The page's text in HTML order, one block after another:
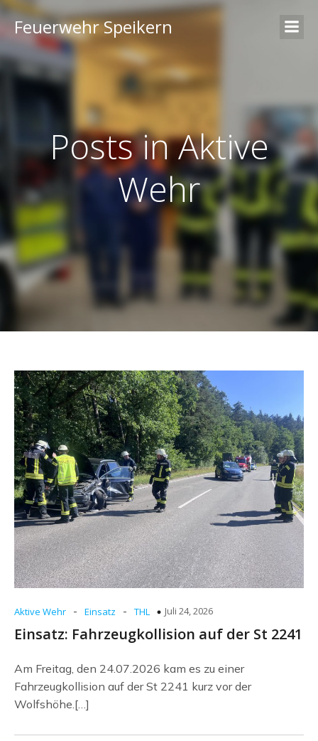
Feuerwehr Speikern
Posts in Aktive
Wehr
Aktive Wehr - Einsatz - THL Juli 24, 2026
Einsatz: Fahrzeugkollision auf der St 2241
Am Freitag, den 24.07.2026 kam es zu einer
Fahrzeugkollision auf der St 2241 kurz vor der
Wolfshöhe.[…]